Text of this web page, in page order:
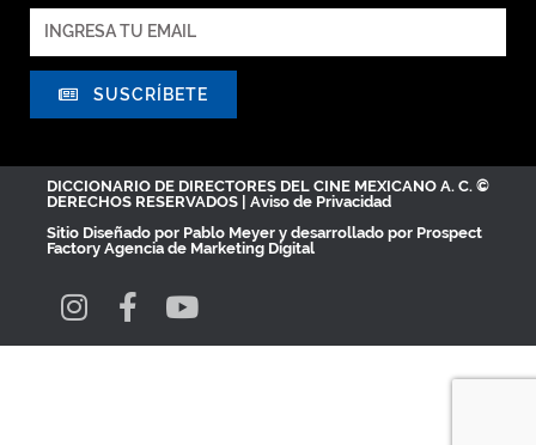
SUSCRÍBETE
DICCIONARIO DE DIRECTORES DEL CINE MEXICANO A. C. ©
DERECHOS RESERVADOS | Aviso de Privacidad
Sitio Diseñado por Pablo Meyer y desarrollado por Prospect
Factory Agencia de Marketing Digital